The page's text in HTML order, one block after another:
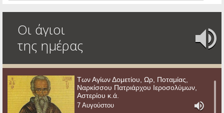
Οι άγιοι
της ημέρας
Των Αγίων Δομετίου, Ωρ, Ποταμίας,
Ναρκίσσου Πατριάρχου Ιεροσολύμων,
Αστερίου κ.ά.
7 Αυγούστου